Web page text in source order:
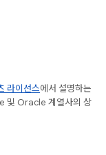
라이선스에서 설명하는
및 Oracle 계열사의 상